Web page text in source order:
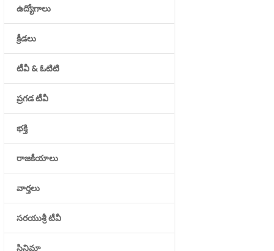
ఉద్యోగాలు
క్రీడలు
టీవీ & ఓటిటి
ప్రగడ టీవీ
భక్తి
రాజకీయాలు
వార్తలు
సరయుశ్రీ టీవీ
సినిమా